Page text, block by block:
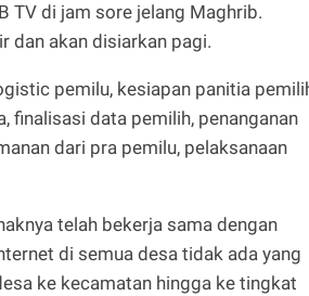
TV di jam sore jelang Maghrib.
dan akan disiarkan pagi.
pemilu, kesiapan panitia
finalisasi data pemilih, penanganan
dari pra pemilu, pelaksanaan
telah bekerja sama dengan
di semua desa tidak ada yang
ke kecamatan hingga ke tingkat